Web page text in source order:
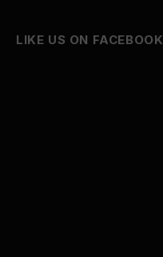
LIKE US ON FACEBOOK